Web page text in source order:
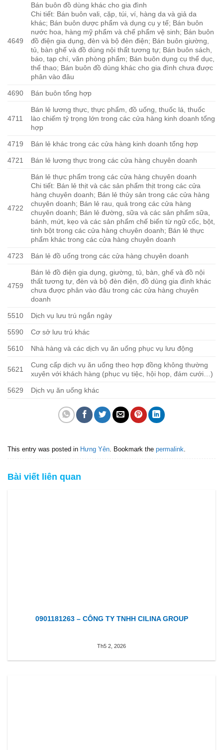
4649
Bán buôn đồ dùng khác cho gia đình
Chi tiết: Bán buôn vali, cặp, túi, ví, hàng da và giả da
khác; Bán buôn dược phẩm và dụng cụ y tế; Bán buôn
nước hoa, hàng mỹ phẩm và chế phẩm vệ sinh; Bán buôn
đồ điện gia dụng, đèn và bộ đèn điện; Bán buôn giường,
tủ, bàn ghế và đồ dùng nội thất tương tự; Bán buôn sách,
báo, tạp chí, văn phòng phẩm; Bán buôn dụng cụ thể dục,
thể thao; Bán buôn đồ dùng khác cho gia đình chưa được
phân vào đâu
4690 Bán buôn tổng hợp
4711
Bán lẻ lương thực, thực phẩm, đồ uống, thuốc lá, thuốc
lào chiếm tỷ trọng lớn trong các cửa hàng kinh doanh tổng
hợp
4719 Bán lẻ khác trong các cửa hàng kinh doanh tổng hợp
4721 Bán lẻ lương thực trong các cửa hàng chuyên doanh
4722
Bán lẻ thực phẩm trong các cửa hàng chuyên doanh
Chi tiết: Bán lẻ thịt và các sản phẩm thịt trong các cửa
hàng chuyên doanh; Bán lẻ thủy sản trong các cửa hàng
chuyên doanh; Bán lẻ rau, quả trong các cửa hàng
chuyên doanh; Bán lẻ đường, sữa và các sản phẩm sữa,
bánh, mứt, kẹo và các sản phẩm chế biến từ ngữ cốc, bột,
tinh bột trong các cửa hàng chuyên doanh; Bán lẻ thực
phẩm khác trong các cửa hàng chuyên doanh
4723 Bán lẻ đồ uống trong các cửa hàng chuyên doanh
4759
Bán lẻ đồ điện gia dụng, giường, tủ, bàn, ghế và đồ nội
thất tương tự, đèn và bộ đèn điện, đồ dùng gia đình khác
chưa được phân vào đâu trong các cửa hàng chuyên
doanh
5510 Dịch vụ lưu trú ngắn ngày
5590 Cơ sở lưu trú khác
5610 Nhà hàng và các dịch vụ ăn uống phục vụ lưu động
5621
Cung cấp dịch vụ ăn uống theo hợp đồng không thường
xuyên với khách hàng (phục vụ tiệc, hội họp, đám cưới…)
5629 Dịch vụ ăn uống khác
This entry was posted in Hưng Yên. Bookmark the permalink.
Bài viết liên quan
0901181263 – CÔNG TY TNHH CILINA GROUP
Th5 2, 2026